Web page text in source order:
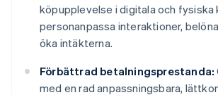
köpupplevelse i digitala och fysiska
personanpassa interaktioner,
öka intäkterna.
Förbättrad betalningsprestanda:
med en rad anpassningsbara,